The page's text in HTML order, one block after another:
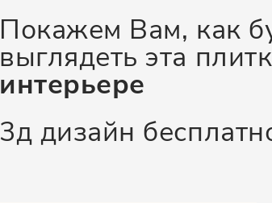
Покажем Вам, как
выглядеть эта
интерьере
3д дизайн